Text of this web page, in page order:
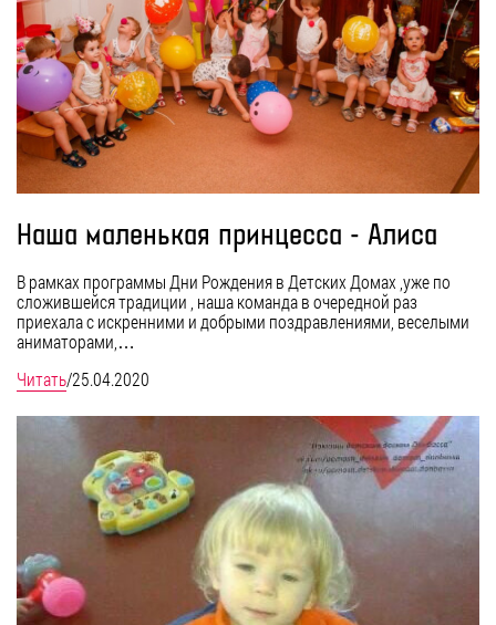
Наша маленькая принцесса - Алиса
В рамках программы Дни Рождения в Детских Домах ,уже по
сложившейся традиции , наша команда в очередной раз
приехала с искренними и добрыми поздравлениями, веселыми
аниматорами,…
Читать/25.04.2020